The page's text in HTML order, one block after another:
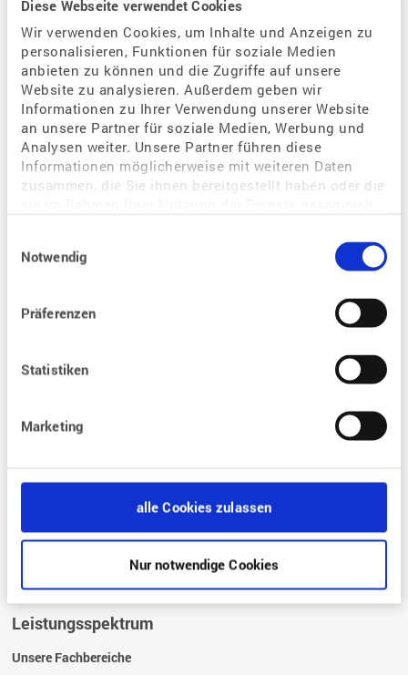
Diese Webseite verwendet Cookies
Wir verwenden Cookies, um Inhalte und Anzeigen zu
personalisieren, Funktionen für soziale Medien
anbieten zu können und die Zugriffe auf unsere
Website zu analysieren. Außerdem geben wir
Informationen zu Ihrer Verwendung unserer Website
an unsere Partner für soziale Medien, Werbung und
Analysen weiter. Unsere Partner führen diese
Informationen möglicherweise mit weiteren Daten
zusammen, die Sie ihnen bereitgestellt haben oder die
Notwendig
Präferenzen
Statistiken
Marketing
alle Cookies zulassen
Nur notwendige Cookies
Auf einen Blick
Der Weg zum eigenen Kind
Situation / Diagnostik
Wie kann assistierte Reproduktion mir helfen?
Welche Bedeutung hat der Zyklus für eine Schwangerschaft?
Warum habe ich Probleme, schwanger zu werden?
Wie kann ich als gleichgeschlechtliches Paar schwanger werden?
Was sind die Bedingungen einer Kinderwunsch-Behandlung?
Was sind die Voraussetzungen für eine Kinderwunschbehandlung?
Wie ist die rechtliche Grundlagen?
FAQ – Die häufigsten Fragen zur Kinderwunschbehandlung
Glossar
Leistungsspektrum
Unsere Fachbereiche